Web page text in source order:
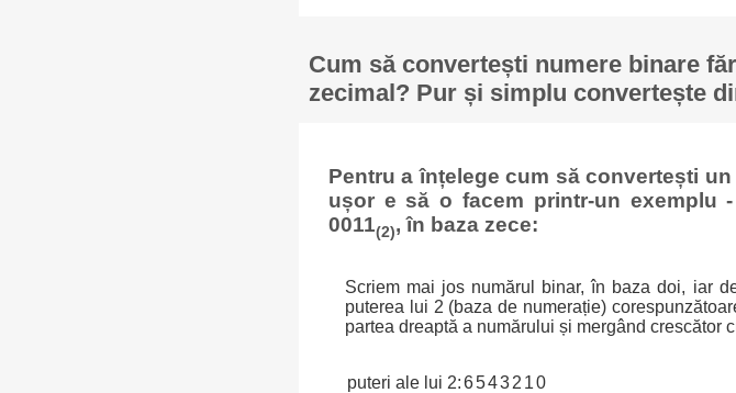
Cum să convertești numere binare
zecimal? Pur și simplu convertește
Pentru a înțelege cum să convertești
ușor e să o facem printr-un exemplu
0011(2), în baza zece:
Scriem mai jos numărul binar, în baza doi, iar
puterea lui 2 (baza de numerație)
partea dreaptă a numărului și mergând crescător
puteri ale lui 2:65432 10